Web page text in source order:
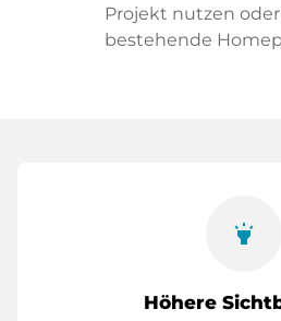
Projekt nutzen
bestehende
highlight
Höhere